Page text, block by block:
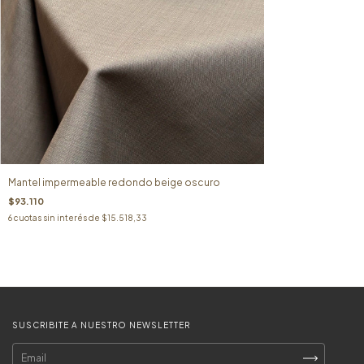
Mantel impermeable redondo beige oscuro
$93.110
6cuotas sin interés de $15.518,33
SUSCRIBITE A NUESTRO NEWSLETTER